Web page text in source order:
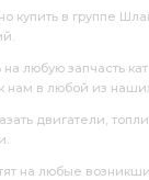
купить в группе
любую запчасть
нам в любой из
двигатели,
на любые